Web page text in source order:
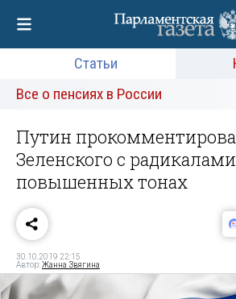
Статьи
Все о пенсиях в России
Путин
Зеленского с
повышенных тонах
30.10.2019 22:15
Автор:Жанна Звягина